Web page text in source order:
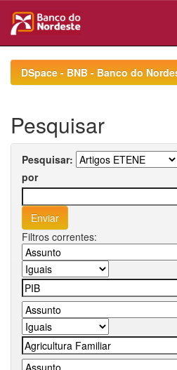
navigationDSpace - BNB - Banco do
Pesquisar
Pesquisar:
por
Filtros correntes: